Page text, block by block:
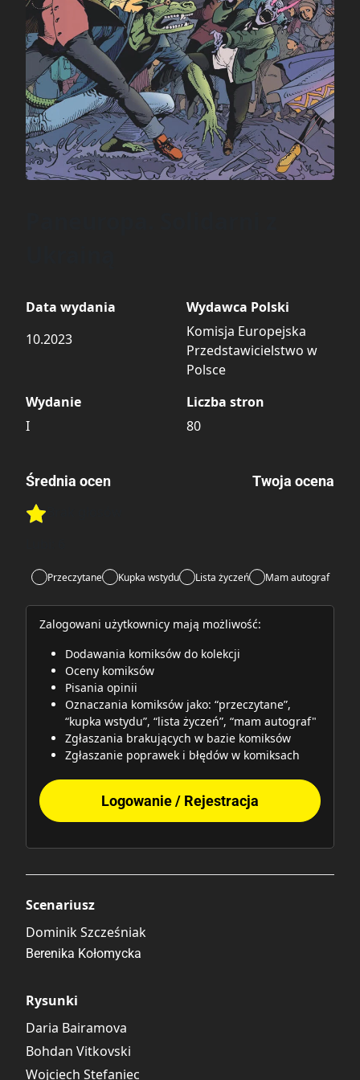
Data wydania
10.2023
Wydawca Polski
Komisja Europejska
Przedstawicielstwo w
Polsce
Wydanie
I
Liczba stron
80
Średnia ocen
Rate this item:
Twoja ocena
Przeczytane Kupka wstydu Lista życzeń Mam autograf
Zalogowani użytkownicy mają możliwość:
Dodawania komiksów do kolekcji
Oceny komiksów
Pisania opinii
Oznaczania komiksów jako: “przeczytane”,
“kupka wstydu”, “lista życzeń”, “mam autograf"
Zgłaszania brakujących w bazie komiksów
Zgłaszanie poprawek i błędów w komiksach
Logowanie / Rejestracja
Scenariusz
Dominik Szcześniak
Berenika Kołomycka
Rysunki
Daria Bairamova
Bohdan Vitkovski
Wojciech Stefaniec